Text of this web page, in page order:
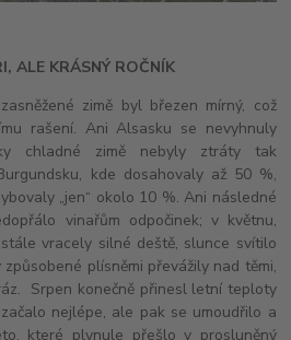
ALE KRÁSNÝ ROČNÍK
zimě byl březen mírný, což
rašení. Ani Alsasku se nevyhnuly
chladné zimě nebyly ztráty tak
kde dosahovaly až 50 %,
„jen“ okolo 10 %. Ani následné
vinařům odpočinek; v květnu,
vracely silné deště, slunce svítilo
plísněmi převážily nad těmi,
Srpen konečně přinesl letní teploty
nejlépe, ale pak se umoudřilo a
které plynule přešlo v prosluněný